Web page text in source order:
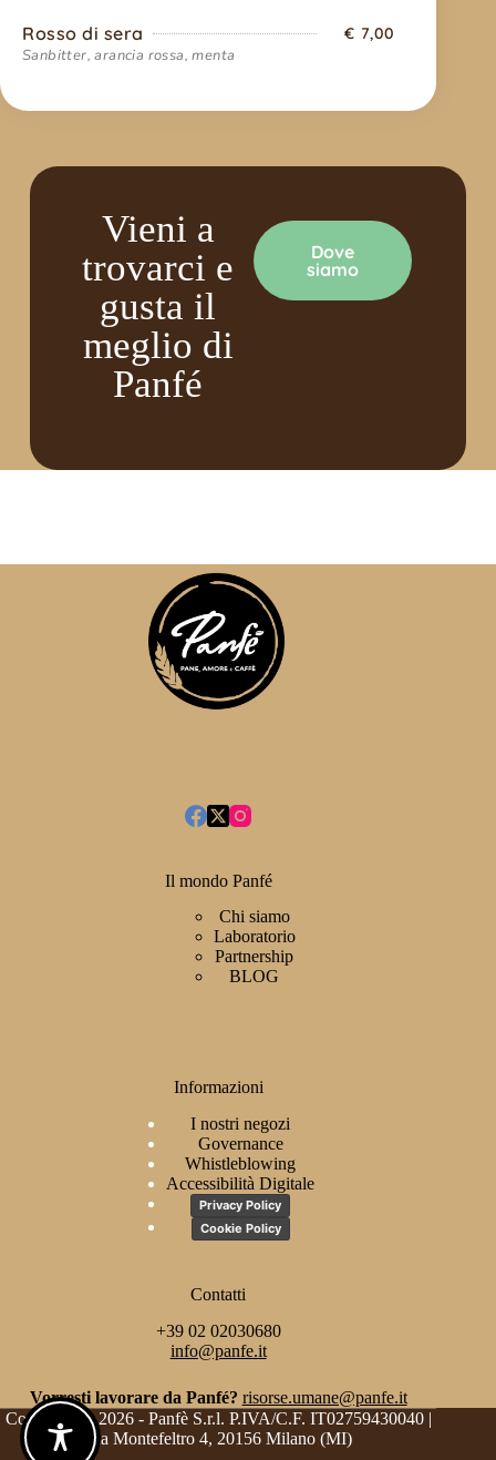
Rosso di sera
€ 7,00
Sanbitter, arancia rossa, menta
Vieni a
trovarci e
gusta il
meglio di
Panfé
Dove
siamo
Il mondo Panfé
Chi siamo
Laboratorio
Partnership
BLOG
Informazioni
I nostri negozi
Governance
Whistleblowing
Accessibilità Digitale
Privacy Policy
Cookie Policy
Contatti
+39 02 02030680
info@panfe.it
Vorresti lavorare da Panfé? risorse.umane@panfe.it
Copyright © 2026 - Panfè S.r.l. P.IVA/C.F. IT02759430040 |
Via Montefeltro 4, 20156 Milano (MI)